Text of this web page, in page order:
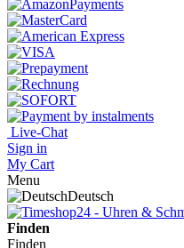
Live-Chat
Sign in
My Cart
Menu
Deutsch
Finden
Finden